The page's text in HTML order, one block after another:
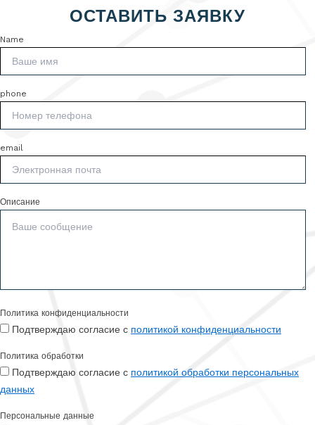
ОСТАВИТЬ ЗАЯВКУ
Name
phone
email
Описание
Политика конфиденциальности
Подтверждаю согласие с политикой конфиденциальности
Политика обработки
Подтверждаю согласие с политикой обработки персональных
данных
Персональные данные